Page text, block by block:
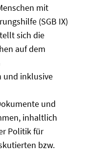
mit
(SGB IX)
sich die
auf dem
und inklusive
und
inhaltlich
Politik für
bzw.